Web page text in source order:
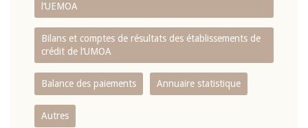
l‘UEMOA
Bilans et comptes de résultats des établissements de
crédit de l‘UMOA
Balance des paiements Annuaire statistique
Autres